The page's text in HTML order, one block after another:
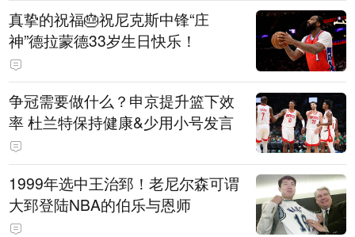
真挚的祝福🎂祝尼克斯中锋“庄
神”德拉蒙德33岁生日快乐！
争冠需要做什么？申京提升篮下效
率 杜兰特保持健康&少用小号发言
1999年选中王治郅！老尼尔森可谓
大郅登陆NBA的伯乐与恩师